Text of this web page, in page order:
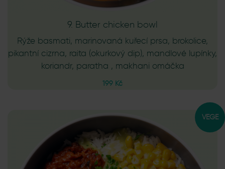
9. Butter chicken bowl
Rýže basmati, marinovaná kuřecí prsa, brokolice,
pikantní cizrna, raita (okurkový dip), mandlové lupínky,
koriandr, paratha , makhani omáčka
199 Kč
VEGE